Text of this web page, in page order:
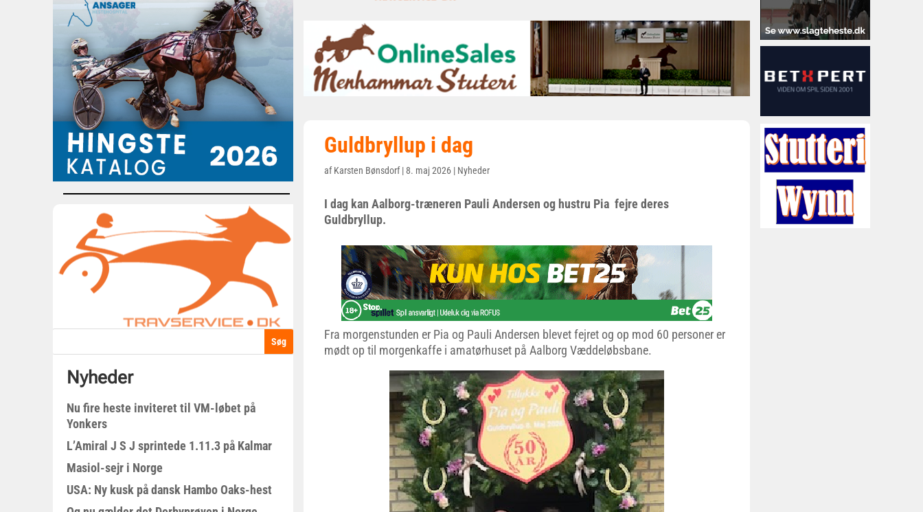
Nyheder
Nu fire heste inviteret til VM-løbet på
Yonkers
L’Amiral J S J sprintede 1.11.3 på Kalmar
Masiol-sejr i Norge
USA: Ny kusk på dansk Hambo Oaks-hest
Guldbryllup i dag
afKarsten Bønsdorf|8. maj 2026 | Nyheder
I dag kan Aalborg-træneren Pauli Andersen og hustru Pia fejre deres
Guldbryllup.
Fra morgenstunden er Pia og Pauli Andersen blevet fejret og op mod 60 personer er
mødt op til morgenkaffe i amatørhuset på Aalborg Væddeløbsbane.